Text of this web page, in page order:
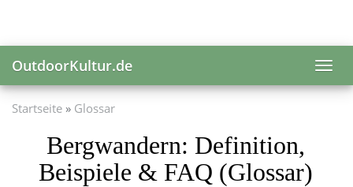
main
content
OutdoorKultur.de
Startseite Glossar
Bergwandern: Definition,
Beispiele & FAQ (Glossar)